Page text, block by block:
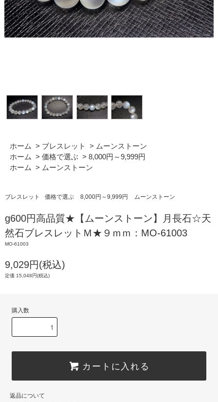
ホーム > ブレスレット > ムーンストーン
ホーム > 価格で選ぶ > 8,000円～9,999円
ホーム > ムーンストーン
ブレスレット 価格で選ぶ 8,000円～9,999円 ムーンストーン
g600円高品質★【ムーンストーン】月長石☆天
然石ブレスレットＭ★９ｍｍ：MO-61003
MO-61003
9,029円(税込)
定価 15,048円(税込)
購入数
カートに入れる
返品について